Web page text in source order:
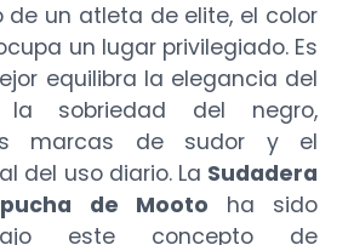
de un atleta de elite, el color
un lugar privilegiado. Es
equilibra la elegancia del
sobriedad del negro,
marcas de sudor y el
del uso diario. La Sudadera
de Mooto ha sido
este concepto de